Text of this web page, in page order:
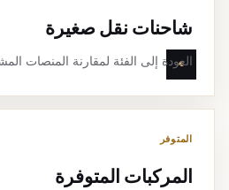
شاحنات نقل صغيرة
العودة إلى الفئة لمقارنة المنصات
المتوفر
المركبات المتوفرة